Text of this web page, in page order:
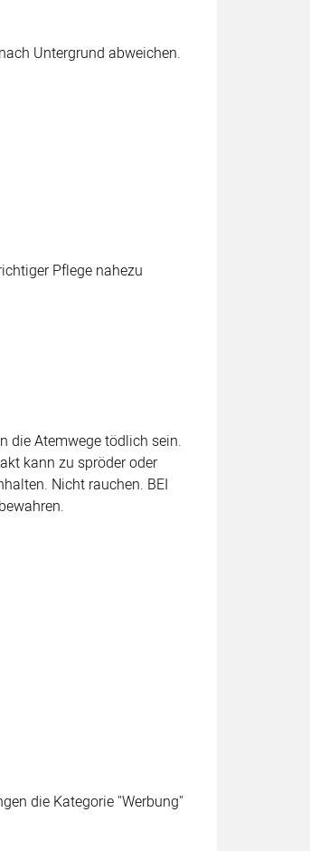
Untergrund abweichen.
Pflege nahezu
die Atemwege tödlich sein.
kann zu spröder oder
Nicht rauchen. BEI
die Kategorie "Werbung"